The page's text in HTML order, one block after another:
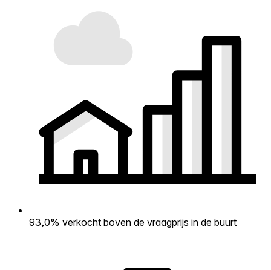
93,0% verkocht boven de vraagprijs in de buurt